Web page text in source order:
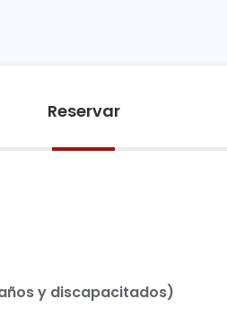
Reservar
y discapacitados)